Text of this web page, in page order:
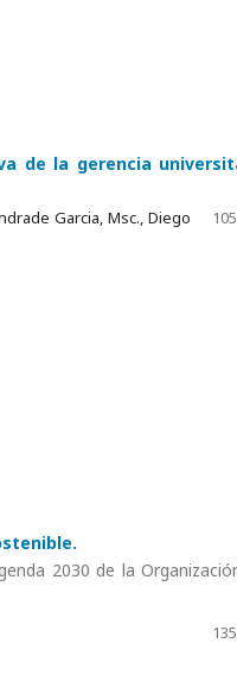
de la gerencia
Garcia, Msc., Diego
2030 de la